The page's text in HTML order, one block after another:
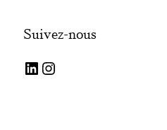
Suivez-nous
LinkedIn Instagram